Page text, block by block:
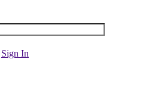
Sign In